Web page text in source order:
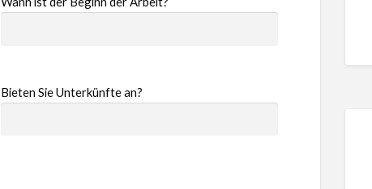
Bieten Sie Unterkünfte an?